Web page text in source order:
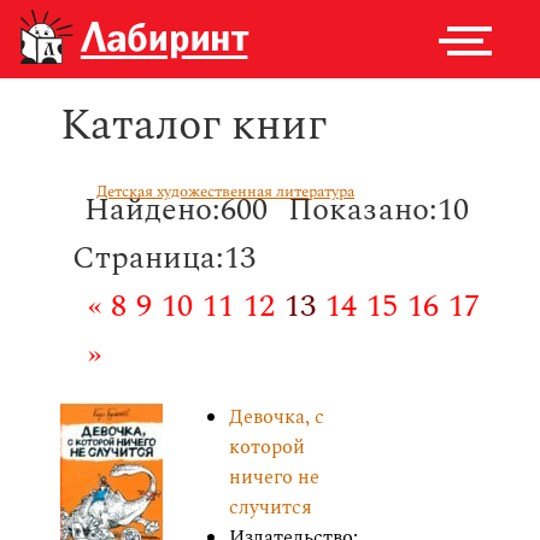
Каталог книг
Детская художественная литература
Найдено:600 Показано:10
Страница:13
« 8 9 10 11 12 13 14 15 16 17
»
Девочка, с
которой
ничего не
случится